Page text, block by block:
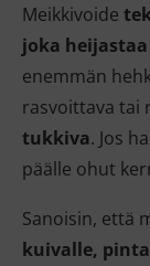
Meikkivoide
joka
enemmän
rasvoittava tai
tukkiva. Jos
päälle ohut
Sanoisin, että
kuivalle,